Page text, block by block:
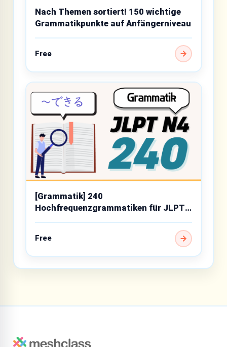
Nach Themen sortiert! 150 wichtige
Grammatikpunkte auf Anfängerniveau
Free
[Grammatik] 240
Hochfrequenzgrammatiken für JLPT
N4
Free